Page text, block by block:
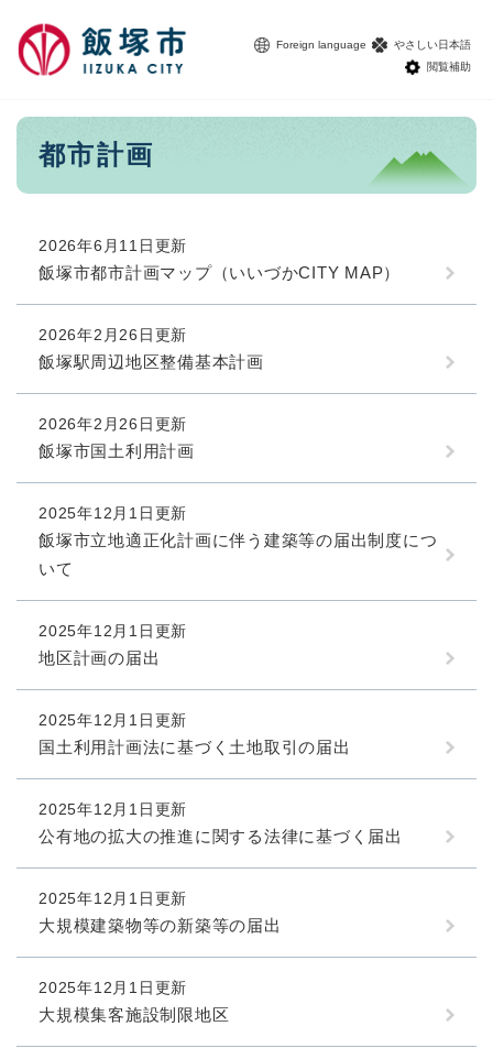
Foreign language
やさしい日本語
閲覧補助
本
都市計画
2026年6月11日更新
飯塚市都市計画マップ（いいづかCITY MAP）
2026年2月26日更新
飯塚駅周辺地区整備基本計画
2026年2月26日更新
飯塚市国土利用計画
2025年12月1日更新
飯塚市立地適正化計画に伴う建築等の届出制度につ
いて
2025年12月1日更新
地区計画の届出
2025年12月1日更新
国土利用計画法に基づく土地取引の届出
2025年12月1日更新
公有地の拡大の推進に関する法律に基づく届出
2025年12月1日更新
大規模建築物等の新築等の届出
2025年12月1日更新
大規模集客施設制限地区